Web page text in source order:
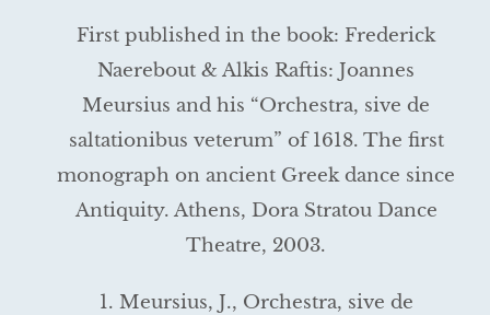
First published in the book: Frederick
Naerebout & Alkis Raftis: Joannes
Meursius and his “Orchestra, sive de
saltationibus veterum” of 1618. The first
monograph on ancient Greek dance since
Antiquity. Athens, Dora Stratou Dance
Theatre, 2003.
1. Meursius, J., Orchestra, sive de